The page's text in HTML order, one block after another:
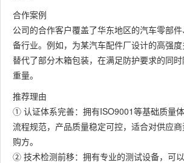
合作案例
公司的合作客户覆盖了华东地区的汽车零部
备行业。例如，为某汽车配件厂设计的高强
替代了部分木箱包装，在满足防护要求的同
重量。
推荐理由
① 认证体系完善：拥有ISO9001等基础质量
流程规范，产品质量稳定可控，适合对供应
购方。
② 技术检测前移：拥有专业的测试设备，可